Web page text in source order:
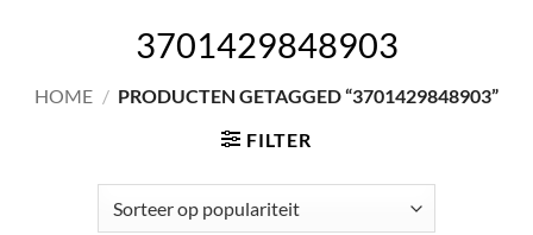
3701429848903
HOME / PRODUCTEN GETAGGED “3701429848903”
FILTER